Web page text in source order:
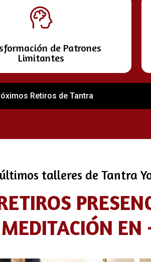
de Patrones
Limitantes
Retiros de Tantra
talleres de Tantra
EN